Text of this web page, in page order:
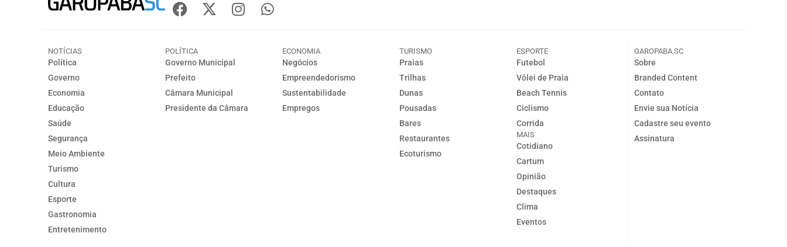
NOTÍCIAS
Política
Governo
Economia
Educação
Saúde
Segurança
Meio Ambiente
Turismo
Cultura
Esporte
Gastronomia
Entretenimento
POLÍTICA
Governo Municipal
Prefeito
Câmara Municipal
Presidente da Câmara
ECONOMIA
Negócios
Empreendedorismo
Sustentabilidade
Empregos
TURISMO
Praias
Trilhas
Dunas
Pousadas
Bares
Restaurantes
Ecoturismo
ESPORTE
Futebol
Vôlei de Praia
Beach Tennis
Ciclismo
Corrida
MAIS
Cotidiano
Cartum
Opinião
Destaques
Clima
Eventos
GAROPABA.SC
Sobre
Branded Content
Contato
Envie sua Notícia
Cadastre seu evento
Assinatura